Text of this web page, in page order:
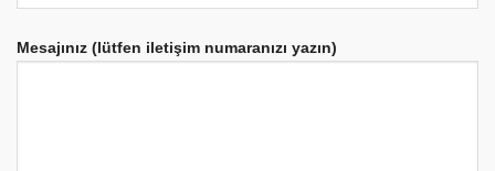
Mesajınız (lütfen iletişim numaranızı yazın)